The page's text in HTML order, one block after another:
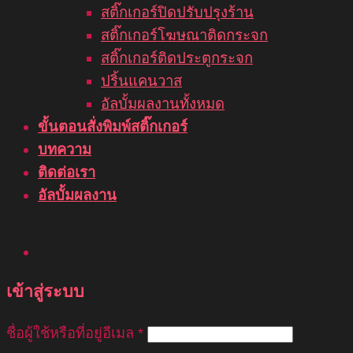
สติ๊กเกอร์ปิดปรับปรุงร้าน
สติ๊กเกอร์โฆษณาติดกระจก
สติ๊กเกอร์ติดประตูกระจก
ปริ้นแคนวาส
อัลบั้มผลงานทั้งหมด
ขั้นตอนสั่งพิมพ์สติ๊กเกอร์
บทความ
ติดต่อเรา
อัลบั้มผลงาน
เข้าสู่ระบบ
ชื่อผู้ใช้หรือที่อยู่อีเมล *